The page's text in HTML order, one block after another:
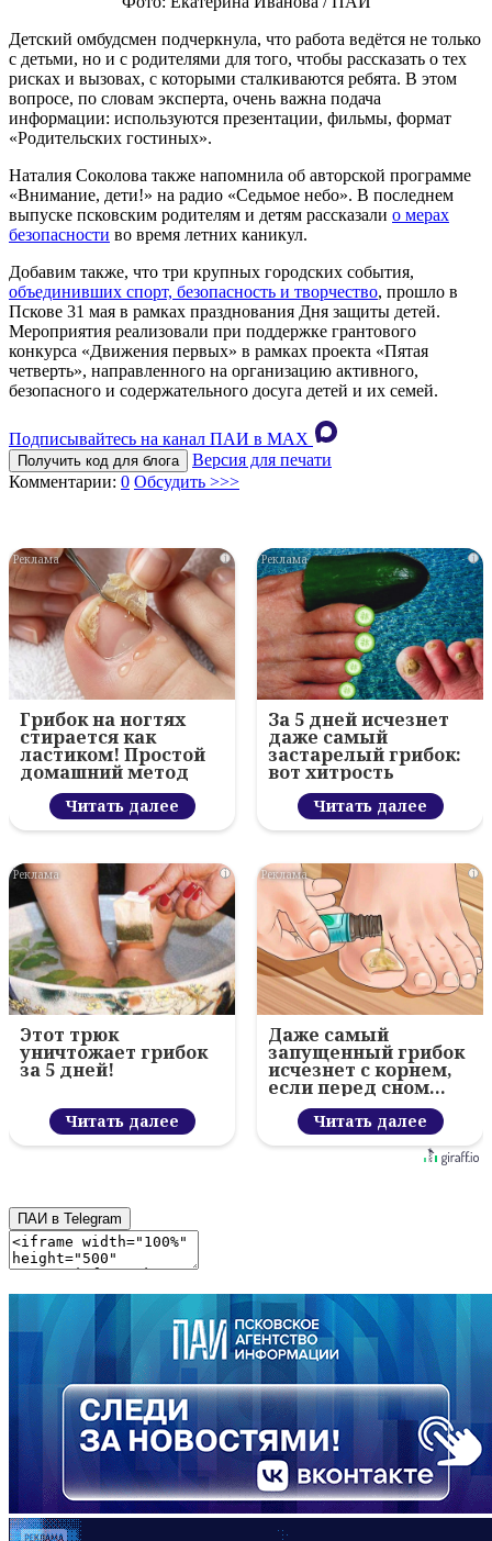
Детский омбудсмен подчеркнула, что работа ведётся не только
с детьми, но и с родителями для того, чтобы рассказать о тех
рисках и вызовах, с которыми сталкиваются ребята. В этом
вопросе, по словам эксперта, очень важна подача
информации: используются презентации, фильмы, формат
«Родительских гостиных».
Наталия Соколова также напомнила об авторской программе
«Внимание, дети!» на радио «Седьмое небо». В последнем
выпуске псковским родителям и детям рассказали о мерах
безопасности во время летних каникул.
Добавим также, что три крупных городских события,
объединивших спорт, безопасность и творчество, прошло в
Пскове 31 мая в рамках празднования Дня защиты детей.
Мероприятия реализовали при поддержке грантового
конкурса «Движения первых» в рамках проекта «Пятая
четверть», направленного на организацию активного,
безопасного и содержательного досуга детей и их семей.
Подписывайтесь на канал ПАИ в MAХ
Получить код для блога
Версия для печати
Комментарии: 0 Обсудить >>>
i
Грибок на ногтях
стирается как
ластиком! Простой
домашний метод
Читать далее
i
За 5 дней исчезнет
даже самый
застарелый грибок:
вот хитрость
Читать далее
i
Этот трюк
уничтожает грибок
за 5 дней!
Читать далее
i
Даже самый
запущенный грибок
исчезнет с корнем,
если перед сном…
Читать далее
ПАИ в Telegram